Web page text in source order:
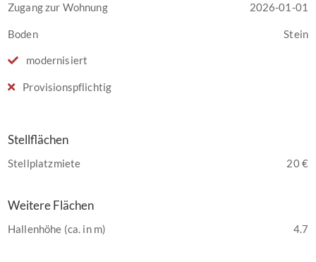
Zugang zur Wohnung 2026-01-01
Boden Stein
modernisiert
Provisionspflichtig
Stellflächen
Stellplatzmiete 20 €
Weitere Flächen
Hallenhöhe (ca. in m) 4.7